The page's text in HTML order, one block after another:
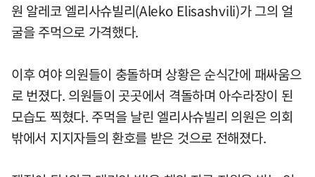
원 알레코 엘리사슈빌리(Aleko Elisashvili)가 그의 얼
굴을 주먹으로 가격했다.
이후 여야 의원들이 충돌하며 상황은 순식간에 패싸움으
로 번졌다. 의원들이 곳곳에서 격돌하며 아수라장이 된
모습도 찍혔다. 주먹을 날린 엘리사슈빌리 의원은 의회
밖에서 지지자들의 환호를 받은 것으로 전해졌다.